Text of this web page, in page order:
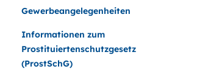
Gewerbeangelegenheiten
Informationen zum
Prostituiertenschutzgesetz
(ProstSchG)